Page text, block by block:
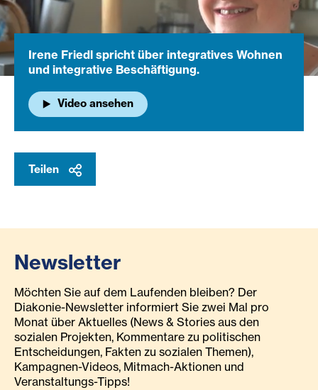
Irene Friedl spricht über integratives Wohnen
und integrative Beschäftigung.
Video ansehen
Teilen
Newsletter
Möchten Sie auf dem Laufenden bleiben? Der
Diakonie-Newsletter informiert Sie zwei Mal pro
Monat über Aktuelles (News & Stories aus den
sozialen Projekten, Kommentare zu politischen
Entscheidungen, Fakten zu sozialen Themen),
Kampagnen-Videos, Mitmach-Aktionen und
Veranstaltungs-Tipps!